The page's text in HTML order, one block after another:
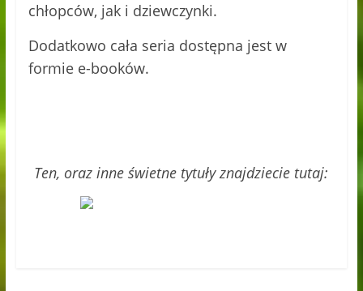
chłopców, jak i dziewczynki.
Dodatkowo cała seria dostępna jest w
formie e-booków.
Ten, oraz inne świetne tytuły znajdziecie tutaj: